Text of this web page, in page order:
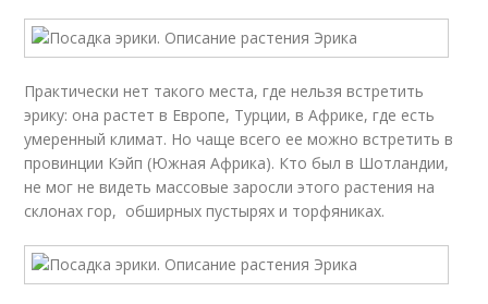
Практически нет такого места, где нельзя встретить
эрику: она растет в Европе, Турции, в Африке, где есть
умеренный климат. Но чаще всего ее можно встретить в
провинции Кэйп (Южная Африка). Кто был в Шотландии,
не мог не видеть массовые заросли этого растения на
склонах гор, обширных пустырях и торфяниках.